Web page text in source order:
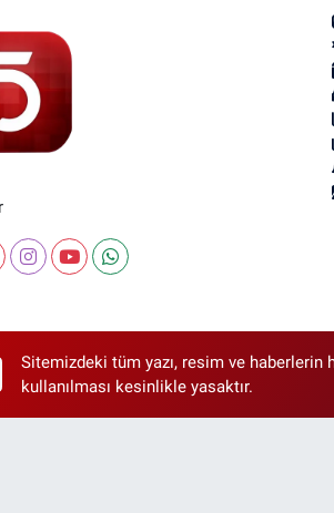
Sitemizdeki tüm yazı, resim ve haberlerin
kullanılması kesinlikle yasaktır.